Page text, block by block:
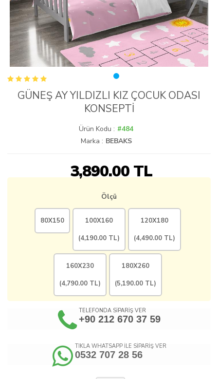
GÜNEŞ AY YILDIZLI KIZ ÇOCUK ODASI
KONSEPTİ
Ürün Kodu : #484
Marka : BEBAKS
3,890.00 TL
Ölçü
80X150
100X160
(4,190.00 TL)
120X180
(4,490.00 TL)
160X230
(4,790.00 TL)
180X260
(5,190.00 TL)
TELEFONDA SİPARİŞ VER
+90 212 670 37 59
TIKLA WHATSAPP İLE SİPARİŞ VER
0532 707 28 56